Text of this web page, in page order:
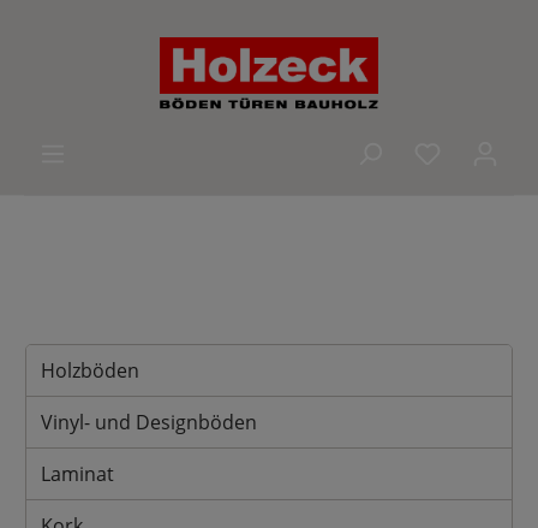
Holzböden
Vinyl- und Designböden
Laminat